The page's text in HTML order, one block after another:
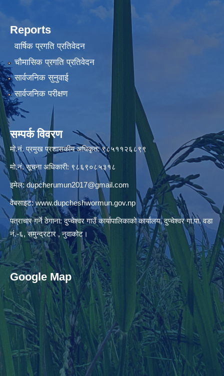
Reports
वार्षिक प्रगति प्रतिवेदन
चौमासिक प्रगति प्रतिवेदन
सार्वजनिक सुनुवाई
सार्वजनिक परीक्षण
सम्पर्क विवरण
मो.नं. प्रमुख प्रशासकीय अधिकृत: ९८५११२६८९९
मो.नं. सूचना अधिकारी: ९८६९०८५३१८
इमेल:dupcherumun2017@gmail.com
वेबसाइट:www.dupcheshwormun.gov.np
पत्राचार गर्ने ठेगाना: दुप्चेश्वर गाउँ कार्यापालिकाको कार्यालय, दुप्चेश्वर गा.पा. वडा
नं.-६, समुन्द्रटार , नुवाकोट।
Google Map